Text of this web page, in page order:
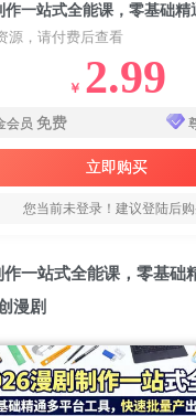
源，请付费后查看
￥ 2.99
会员 免费
立即购买
您当前未登录！建议登陆后
一站式全能课，零基础
漫剧